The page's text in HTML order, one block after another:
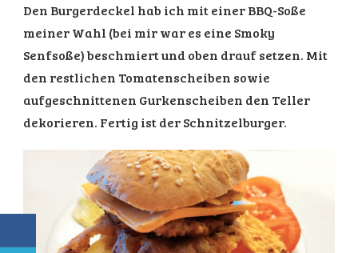
Den Burgerdeckel hab ich mit einer BBQ-Soße
meiner Wahl (bei mir war es eine Smoky
Senfsoße) beschmiert und oben drauf setzen. Mit
den restlichen Tomatenscheiben sowie
aufgeschnittenen Gurkenscheiben den Teller
dekorieren. Fertig ist der Schnitzelburger.